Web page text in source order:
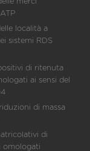
località a
sistemi RDS
di ritenuta
ai sensi del
di massa
di
omologati